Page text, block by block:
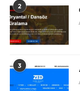
2
3